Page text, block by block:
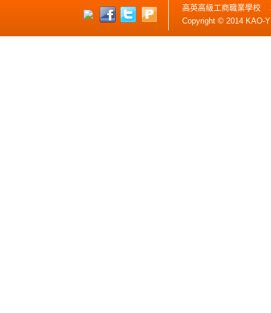
高英高級工商職業學校
Copyright © 2014 KAO-